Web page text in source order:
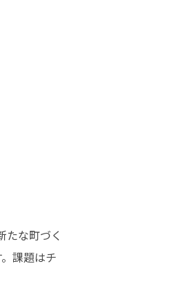
たな町づく
課題はチ